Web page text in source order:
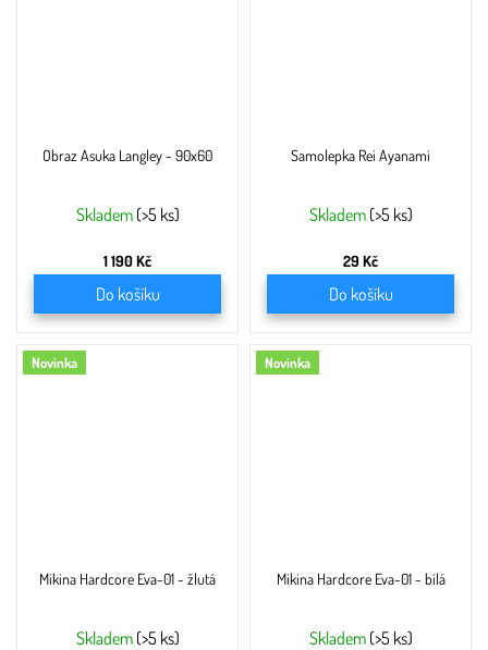
Obraz Asuka Langley - 90x60
Skladem (>5 ks)
1 190 Kč
Do košíku
Samolepka Rei Ayanami
Skladem (>5 ks)
29 Kč
Do košíku
Novinka
Mikina Hardcore Eva-01 - žlutá
Skladem (>5 ks)
Novinka
Mikina Hardcore Eva-01 - bílá
Skladem (>5 ks)